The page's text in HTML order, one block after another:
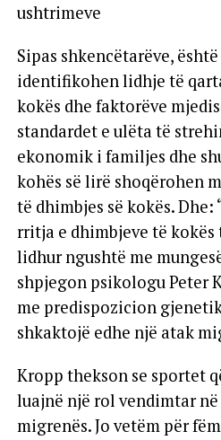
ushtrimeve
Sipas shkencëtarëve,
identifikohen lidhje të
kokës dhe faktorëve
standardet e ulëta të
ekonomik i familjes dhe
kohës së lirë shoqërohen
të dhimbjes së kokës.
rritja e dhimbjeve të
lidhur ngushtë me
shpjegon psikologu Peter
me predispozicion
shkaktojë edhe një atak
Kropp thekson se sportet
luajnë një rol vendimtar
migrenës. Jo vetëm për